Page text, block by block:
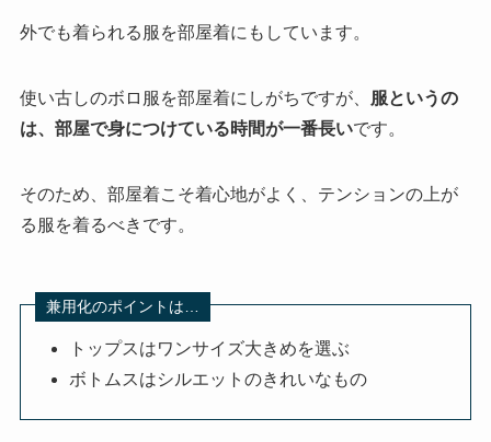
外でも着られる服を部屋着にもしています。
使い古しのボロ服を部屋着にしがちですが、 服というの
は、部屋で身につけている時間が一番長いです。
そのため、部屋着こそ着心地がよく、テンションの上が
る服を着るべきです。
兼用化のポイントは…
トップスはワンサイズ大きめを選ぶ
ボトムスはシルエットのきれいなもの